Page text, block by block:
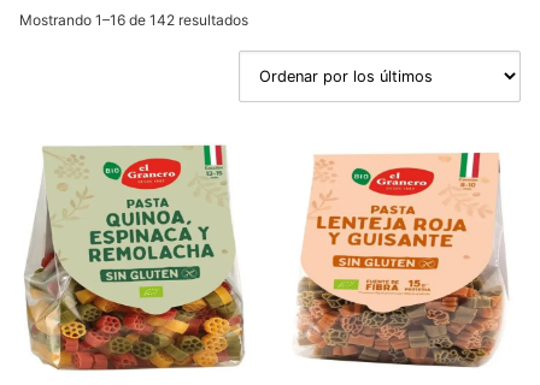
Mostrando 1–16 de 142 resultadosOrdenado
últimos